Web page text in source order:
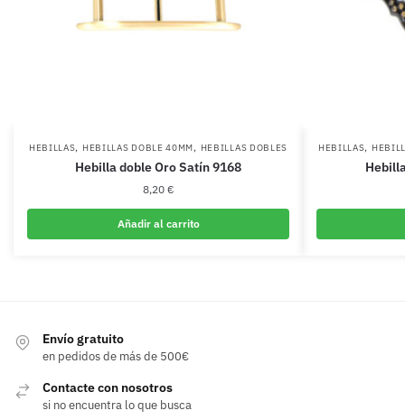
HEBILLAS, HEBILLAS DOBLE 40MM, HEBILLAS DOBLES
Hebilla doble Oro Satín 9168
8,20 €
Añadir al carrito
HEBILLAS,
Envío gratuito
en pedidos de más de 500€
Contacte con nosotros
si no encuentra lo que busca